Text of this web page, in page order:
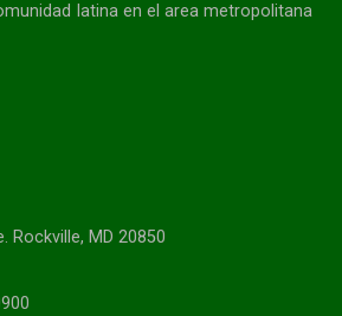
latina en el area metropolitana
Rockville, MD 20850